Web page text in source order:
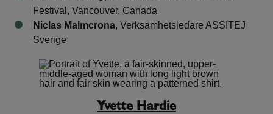
Festival, Vancouver, Canada
Niclas Malmcrona, Verksamhetsledare ASSITEJ
Sverige
Yvette Hardie